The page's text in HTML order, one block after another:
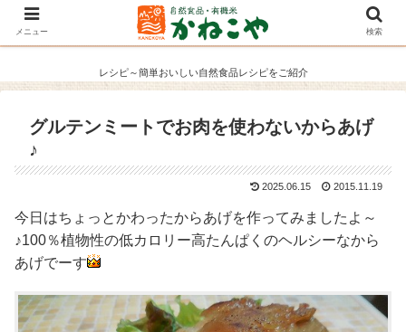
レシピ～簡単おいしい自然食品レシピをご紹介
グルテンミートでお肉を使わないからあげ
♪
2025.06.15 2015.11.19
今日はちょっとかわったからあげを作ってみましたよ～
♪100％植物性の低カロリー高たんぱくのヘルシーなから
あげでーす
メニュー 検索